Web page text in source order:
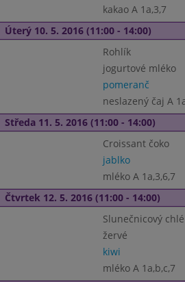
kakao A 1a,3,7
Úterý 10. 5. 2016 (11:00 - 14:00)
Rohlík
jogurtové mléko
pomeranč
neslazený čaj A
Středa 11. 5. 2016 (11:00 - 14:00)
Croissant čoko
jablko
mléko A 1a,3,6,7
Čtvrtek 12. 5. 2016 (11:00 - 14:00)
Slunečnicový
žervé
kiwi
mléko A 1a,b,c,7